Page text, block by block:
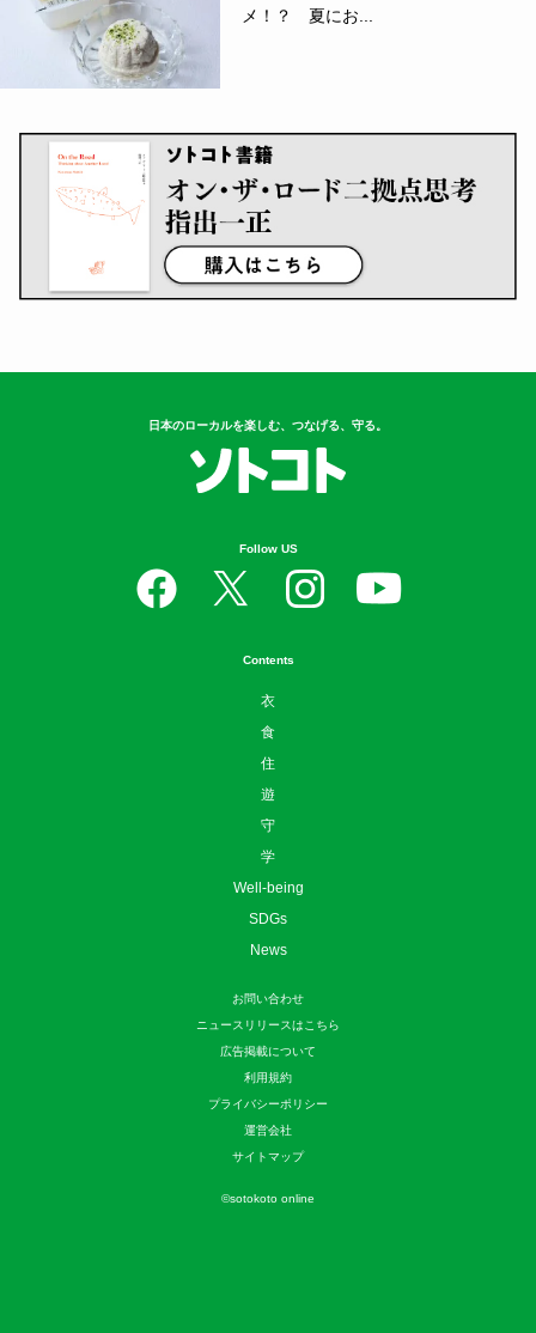
メ！？ 夏にお...
日本のローカルを楽しむ、つなげる、守る。
Follow US
Contents
衣
食
住
遊
守
学
Well-being
SDGs
News
お問い合わせ
ニュースリリースはこちら
広告掲載について
利用規約
プライバシーポリシー
運営会社
サイトマップ
©sotokoto online